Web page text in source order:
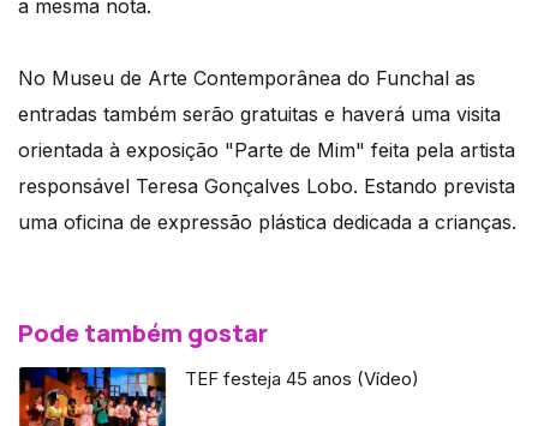
a mesma nota.
No Museu de Arte Contemporânea do Funchal as
entradas também serão gratuitas e haverá uma visita
orientada à exposição "Parte de Mim" feita pela artista
responsável Teresa Gonçalves Lobo. Estando prevista
uma oficina de expressão plástica dedicada a crianças.
Pode também gostar
TEF festeja 45 anos (Vídeo)